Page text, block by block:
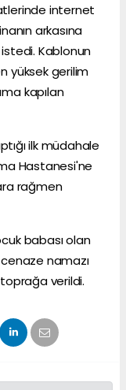
internet
arkasına
Kablonun
yüksek gerilim
kapılan
ilk müdahale
Hastanesi'ne
rağmen
babası olan
cenaze namazı
toprağa verildi.